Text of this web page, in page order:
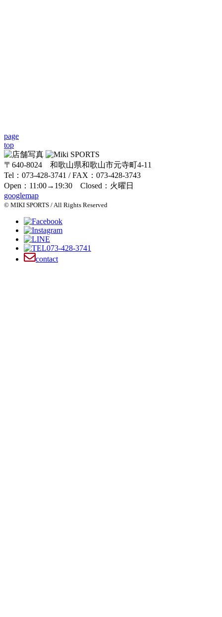
page
top
〒640-8024 和歌山県和歌山市元寺町4-11
Tel：073-428-3741 / FAX：073-428-3743
Open：11:00→19:30 Closed：火曜日
googlemap
© MIKI SPORTS / All Rights Reserved
073-428-3741
contact